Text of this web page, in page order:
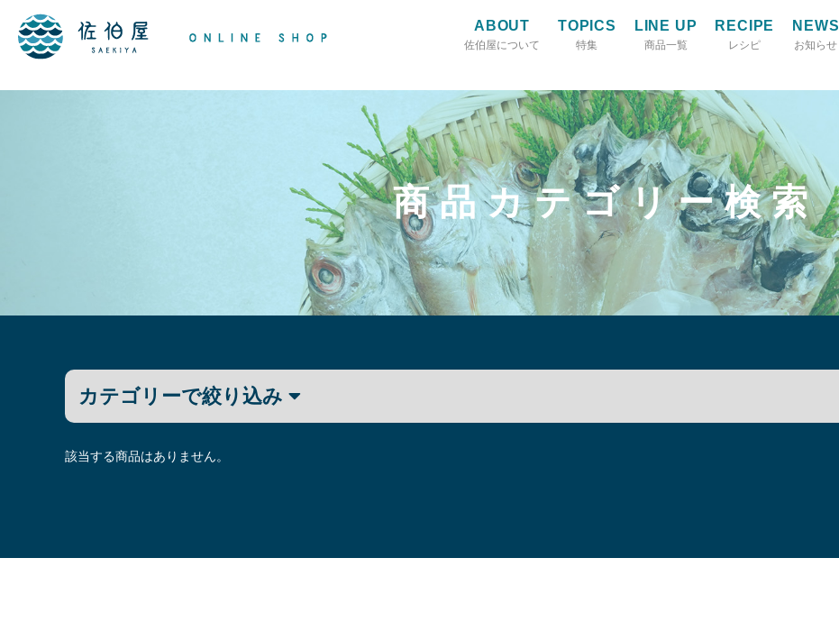
ABOUT
佐伯屋について
TOPICS
特集
LINE UP
商品一覧
RECIPE
レシピ
NEWS
お知らせ
商品カテゴリー検索
カテゴリーで絞り込み
該当する商品はありません。